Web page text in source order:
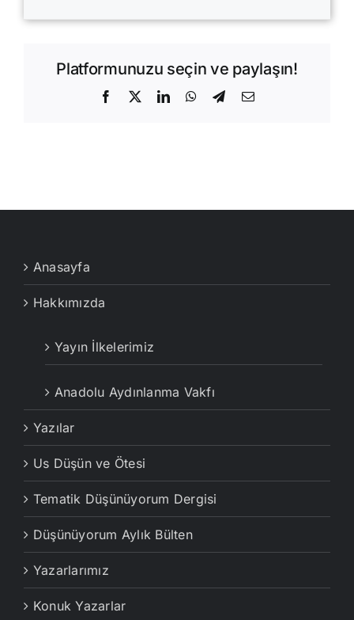
Platformunuzu seçin ve paylaşın!
Facebook
X LinkedInWhatsApp
Telegram
E-
Anasayfa
Hakkımızda
Yayın İlkelerimiz
Anadolu Aydınlanma Vakfı
Yazılar
Us Düşün ve Ötesi
Tematik Düşünüyorum Dergisi
Düşünüyorum Aylık Bülten
Yazarlarımız
Konuk Yazarlar